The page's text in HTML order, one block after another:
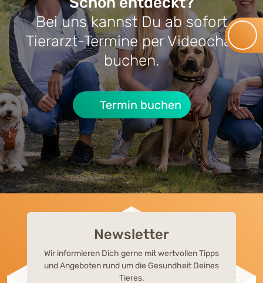
RATGEBER HUNDE-DARMGESUNDHEIT
Darmflora beim Hund aufbauen:
Wann sinnvoll? Was hilft wirklich?
Bei uns kannst Du ab sofort
Tierarzt-Termine per Videochat
buchen.
Termin buchen
Newsletter
Wir informieren Dich gerne mit wertvollen Tipps
und Angeboten rund um die Gesundheit Deines
Tieres.